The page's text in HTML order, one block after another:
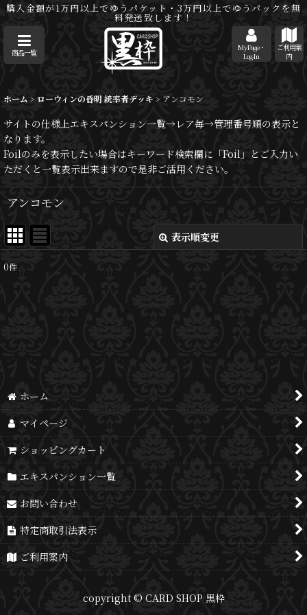
購入金額が1万円以上でゆうパケット・3万円以上でゆうパックを無
料発送致します！
商品一覧
MyPage・
Log-In
ご利用案
内
ホーム > ローウィンの昏明 統率者デッキ > アンコモン
サイトの仕様上エキスパンション一覧→レア毎→管理番号順の表示と
なります。
Foilのみを表示したい場合はキーワード検索欄に「Foil」とご入力い
ただくと一覧表示出来ますので是非ご活用ください。
アンコモン
表示順変更
表示数
0件
ホーム
マイページ
ショッピングカート
エキスパンション一覧
お問い合わせ
特定商取引法表示
ご利用案内
copyright © CARD SHOP 黒枠